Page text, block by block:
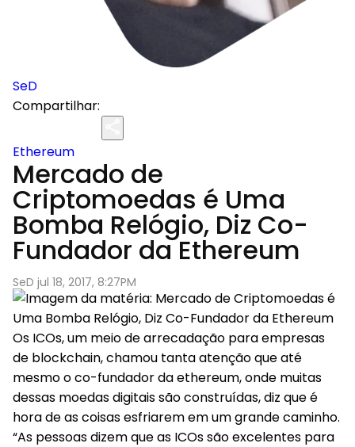
SeD
Compartilhar:
Ethereum
Mercado de
Criptomoedas é Uma
Bomba Relógio, Diz Co-
Fundador da Ethereum
SeD jul 18, 2017, 8:27PM
Os ICOs, um meio de arrecadação para empresas
de blockchain, chamou tanta atenção que até
mesmo o co-fundador da ethereum, onde muitas
dessas moedas digitais são construídas, diz que é
hora de as coisas esfriarem em um grande caminho.
“As pessoas dizem que as ICOs são excelentes para